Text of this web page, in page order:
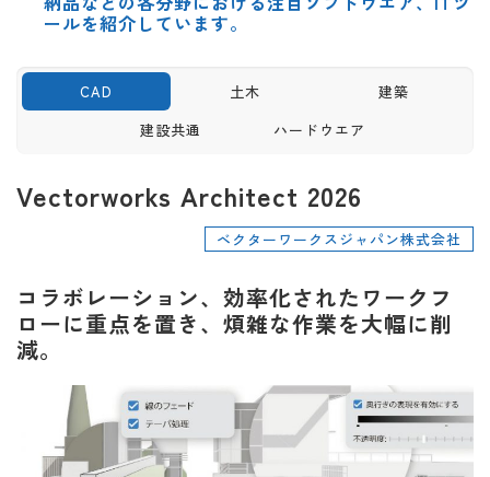
ールを紹介しています。
CAD 土木
建築
建設共通
ハードウエア
Vectorworks Architect 2026
ベクターワークスジャパン株式会社
コラボレーション、効率化されたワークフ
ローに重点を置き、煩雑な作業を大幅に削
減。